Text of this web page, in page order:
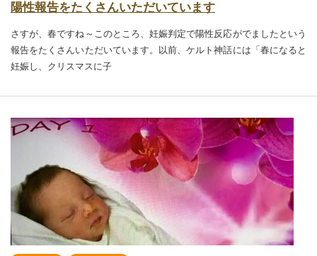
陽性報告をたくさんいただいています
さすが、春ですね～このところ、妊娠判定で陽性反応がでましたという
報告をたくさんいただいています。以前、ケルト神話には「春になると
妊娠し、クリスマスに子